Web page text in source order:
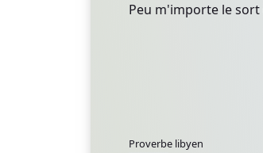
Peu m'importe le
Proverbe libyen